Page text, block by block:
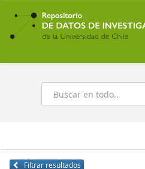
Ir
contenido
principal
Buscar
Filtrar resultados